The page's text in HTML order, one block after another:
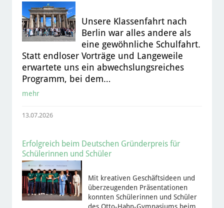
Unsere Klassenfahrt nach
Berlin war alles andere als
eine gewöhnliche Schulfahrt.
Statt endloser Vorträge und Langeweile
erwartete uns ein abwechslungsreiches
Programm, bei dem…
mehr
13.07.2026
Erfolgreich beim Deutschen Gründerpreis für
Schülerinnen und Schüler
Mit kreativen Geschäftsideen und
überzeugenden Präsentationen
konnten Schülerinnen und Schüler
des Otto-Hahn-Gymnasiums beim